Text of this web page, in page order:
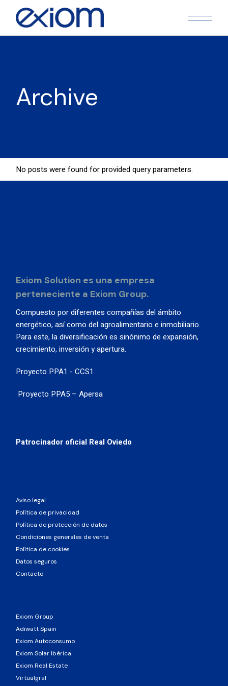
content
Archive
No posts were found for provided query parameters.
Exiom Solution es una empresa
perteneciente a Exiom Group.
Compuesto por diferentes compañías del ámbito
energético, así como del agroalimentario e inmobiliario.
Para este, la diversificación es sinónimo de expansión,
crecimiento, inversión y apertura.
Proyecto PPA1 - CCS1
Proyecto PPA5 – Apersa
Patrocinador oficial Real Oviedo
Aviso legal
Política de privacidad
Política de protección de datos
Condiciones generales de venta
Política de cookies
Datos seguros
Contacto
Exiom Group
Adiwatt Spain
Exiom Autoconsumo
Exiom Solar Ibérica
Exiom Real Estate
Virtualgraf